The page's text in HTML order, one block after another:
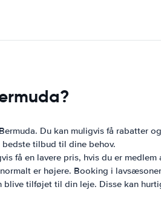
Du kan muligvis få rabatter
tilbud til dine behov.
få en lavere pris, hvis du er
er højere. Booking i
tilføjet til din leje. Disse kan